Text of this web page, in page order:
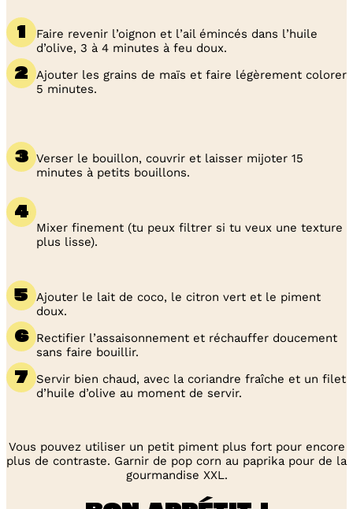
Faire revenir l’oignon et l’ail émincés dans l’huile
d’olive, 3 à 4 minutes à feu doux.
Ajouter les grains de maïs et faire légèrement colorer
5 minutes.
Verser le bouillon, couvrir et laisser mijoter 15
minutes à petits bouillons.
Mixer finement (tu peux filtrer si tu veux une texture
plus lisse).
Ajouter le lait de coco, le citron vert et le piment
doux.
Rectifier l’assaisonnement et réchauffer doucement
sans faire bouillir.
Servir bien chaud, avec la coriandre fraîche et un filet
d’huile d’olive au moment de servir.
Vous pouvez utiliser un petit piment plus fort pour encore
plus de contraste. Garnir de pop corn au paprika pour de la
gourmandise XXL.